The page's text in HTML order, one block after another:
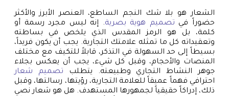
الشعار هو بلا شك النجم الساطع، العنصر الأبرز والأكثر
حضوراً في تصميم هوية بصرية. إنه ليس مجرد رسمة أو
كلمة، بل هو الرمز المقدس الذي يلخص في بساطته
وتعقيداته كل ما تمثله علامتك التجارية. يجب أن يكون فريداً،
بسيطاً إلى حد السهولة في التذكر، قابلاً للتكيف مع مختلف
المنصات والأحجام، وقبل كل شيء، يجب أن يعكس بجلاء
جوهر النشاط التجاري وطبيعته. يتطلب تصميم شعار
احترافي فهماً عميقاً للعلامة التجارية، رؤيتها، رسالتها، وقبل
ذلك، إدراكاً حقيقياً لجمهورها المستهدف. هل هو شعار نصي